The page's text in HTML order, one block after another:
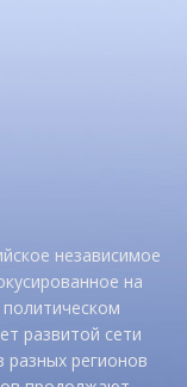
независимое
на
развитой сети
регионов